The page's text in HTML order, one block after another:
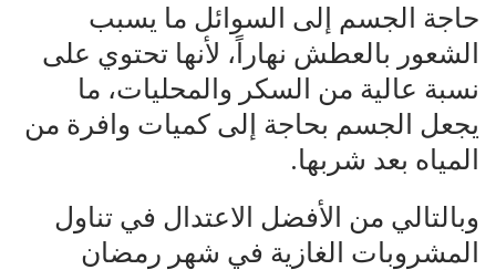
حاجة الجسم إلى السوائل ما يسبب
الشعور بالعطش نهاراً، لأنها تحتوي على
نسبة عالية من السكر والمحليات، ما
يجعل الجسم بحاجة إلى كميات وافرة من
المياه بعد شربها.
وبالتالي من الأفضل الاعتدال في تناول
المشروبات الغازية في شهر رمضان